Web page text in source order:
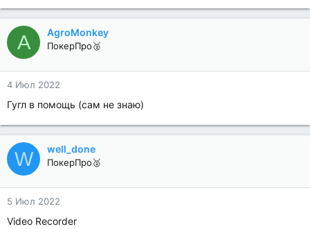
A AgroMonkey
ПокерПро🥈
4 Июл 2022
Гугл в помощь (сам не знаю)
W well_done
ПокерПро🥈
5 Июл 2022
Video Recorder